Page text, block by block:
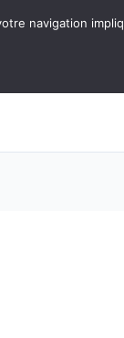
navigation